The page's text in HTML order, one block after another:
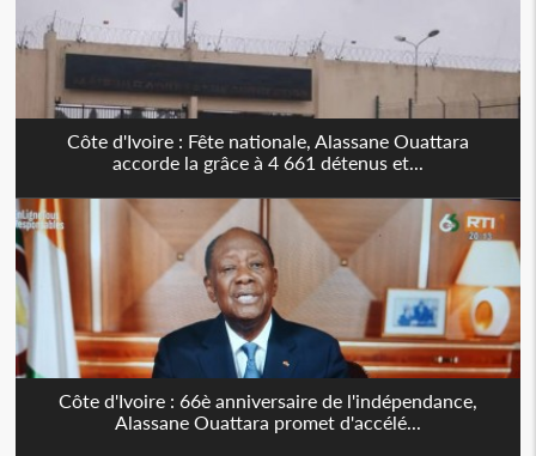
Côte d'Ivoire : Fête nationale, Alassane Ouattara
accorde la grâce à 4 661 détenus et...
Côte d'Ivoire : 66è anniversaire de l'indépendance,
Alassane Ouattara promet d'accélé...